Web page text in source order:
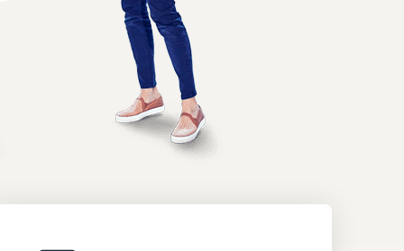
如何在线销售家用电器
了解如何选择、采购、上架和销售家用电器